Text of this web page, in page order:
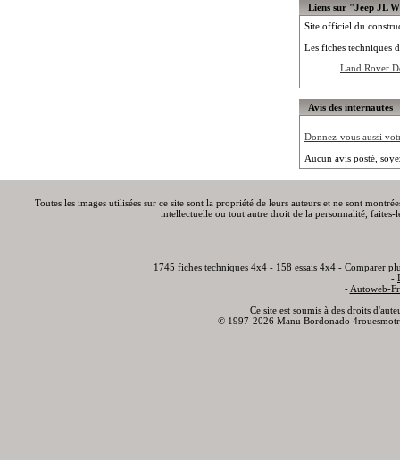
Liens sur "Jeep JL
Site officiel du
Les fiches techniques
Land Rover
Avis des internautes
Donnez-vous aussi
Aucun avis posté,
Toutes les images utilisées sur ce site sont la propriété de leurs auteurs et ne sont
intellectuelle ou tout autre droit de la personnalité,
1745 fiches techniques 4x4 - 158 essais 4x4 - Comparer
-
- Autoweb-
Ce site est soumis à des droits
© 1997-2026 Manu Bordonado